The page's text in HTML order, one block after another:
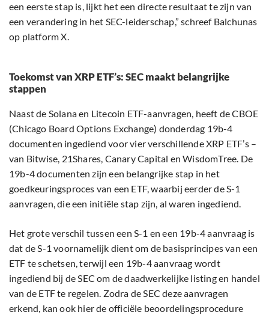
een eerste stap is, lijkt het een directe resultaat te zijn van
een verandering in het SEC-leiderschap,” schreef Balchunas
op platform X.
Toekomst van XRP ETF’s: SEC maakt belangrijke
stappen
Naast de Solana en Litecoin ETF-aanvragen, heeft de CBOE
(Chicago Board Options Exchange) donderdag 19b-4
documenten ingediend voor vier verschillende XRP ETF’s –
van Bitwise, 21Shares, Canary Capital en WisdomTree. De
19b-4 documenten zijn een belangrijke stap in het
goedkeuringsproces van een ETF, waarbij eerder de S-1
aanvragen, die een initiële stap zijn, al waren ingediend.
Het grote verschil tussen een S-1 en een 19b-4 aanvraag is
dat de S-1 voornamelijk dient om de basisprincipes van een
ETF te schetsen, terwijl een 19b-4 aanvraag wordt
ingediend bij de SEC om de daadwerkelijke listing en handel
van de ETF te regelen. Zodra de SEC deze aanvragen
erkend, kan ook hier de officiële beoordelingsprocedure